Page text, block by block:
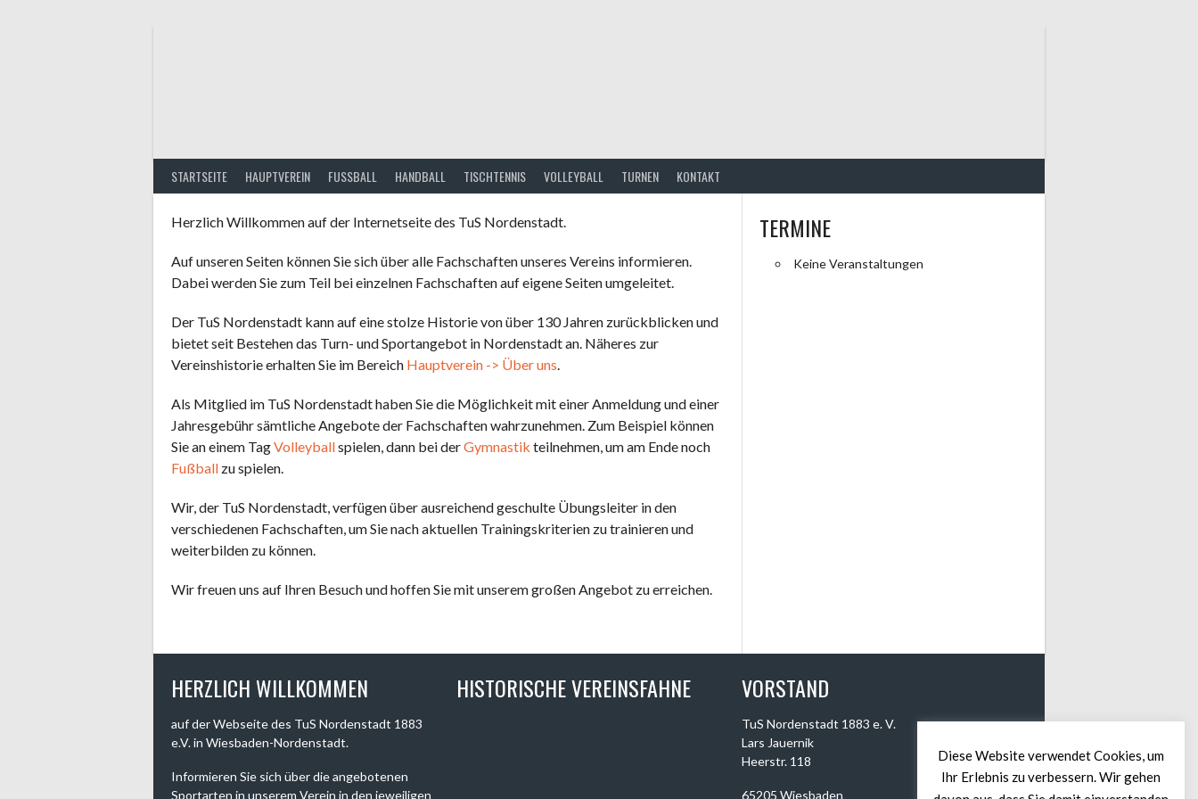
STARTSEITE HAUPTVEREIN FUSSBALL HANDBALL TISCHTENNIS VOLLEYBALL TURNEN KONTAKT
Herzlich Willkommen auf der Internetseite des TuS Nordenstadt.
Auf unseren Seiten können Sie sich über alle Fachschaften unseres Vereins informieren.
Dabei werden Sie zum Teil bei einzelnen Fachschaften auf eigene Seiten umgeleitet.
Der TuS Nordenstadt kann auf eine stolze Historie von über 130 Jahren zurückblicken und
bietet seit Bestehen das Turn- und Sportangebot in Nordenstadt an. Näheres zur
Vereinshistorie erhalten Sie im Bereich Hauptverein -> Über uns
Als Mitglied im TuS Nordenstadt haben Sie die Möglichkeit mit einer Anmeldung und einer
Jahresgebühr sämtliche Angebote der Fachschaften wahrzunehmen. Zum Beispiel können
Sie an einem TagVolleyballspielen, dann bei derGymnastik teilnehmen, um am Ende noch
Fußball zu spielen.
Wir, der TuS Nordenstadt, verfügen über ausreichend geschulte Übungsleiter in den
verschiedenen Fachschaften, um Sie nach aktuellen Trainingskriterien zu trainieren und
weiterbilden zu können.
Wir freuen uns auf Ihren Besuch und hoffen Sie mit unserem großen Angebot zu erreichen.
TERMINE
Keine Veranstaltungen
HERZLICH WILLKOMMEN
auf der Webseite des TuS Nordenstadt 1883
e.V. in Wiesbaden-Nordenstadt.
Informieren Sie sich über die angebotenen
Sportarten in unserem Verein in den jeweiligen
HISTORISCHE VEREINSFAHNE VORSTAND
TuS Nordenstadt 1883 e. V.
Lars Jauernik
Heerstr. 118
65205 Wiesbaden
Diese Website verwendet Cookies, um
Ihr Erlebnis zu verbessern. Wir gehen